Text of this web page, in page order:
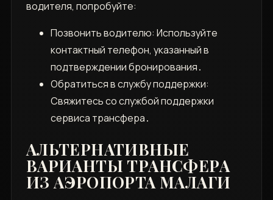
водителя, попробуйте:
Позвонить водителю: Используйте
контактный телефон, указанный в
подтверждении бронирования․
Обратиться в службу поддержки:
Свяжитесь со службой поддержки
сервиса трансфера․
АЛЬТЕРНАТИВНЫЕ
ВАРИАНТЫ ТРАНСФЕРА
ИЗ АЭРОПОРТА МАЛАГИ